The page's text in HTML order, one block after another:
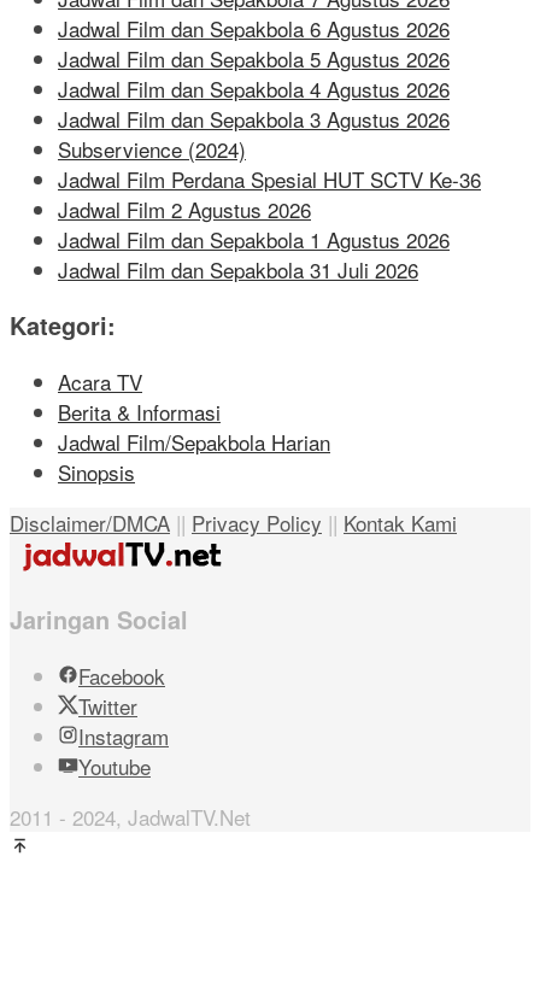
Jadwal Film dan Sepakbola 6 Agustus 2026
Jadwal Film dan Sepakbola 5 Agustus 2026
Jadwal Film dan Sepakbola 4 Agustus 2026
Jadwal Film dan Sepakbola 3 Agustus 2026
Subservience (2024)
Jadwal Film Perdana Spesial HUT SCTV Ke-36
Jadwal Film 2 Agustus 2026
Jadwal Film dan Sepakbola 1 Agustus 2026
Jadwal Film dan Sepakbola 31 Juli 2026
Kategori:
Acara TV
Berita & Informasi
Jadwal Film/Sepakbola Harian
Sinopsis
Disclaimer/DMCA || Privacy Policy || Kontak Kami
Jaringan Social
Facebook
Twitter
Instagram
Youtube
2011 - 2024, JadwalTV.Net